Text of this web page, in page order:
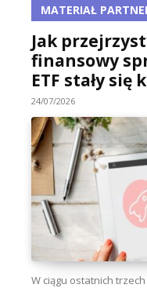
MATERIAŁ
Jak
finansowy
ETF stały
24/07/2026
W ciągu ostatnich